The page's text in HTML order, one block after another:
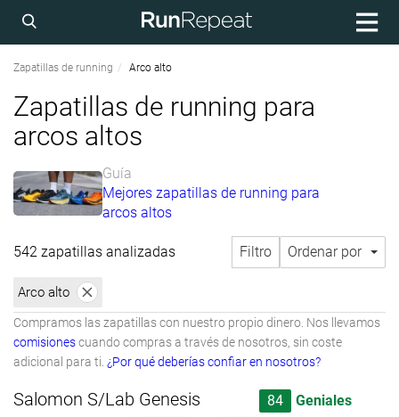
Zapatillas de running Arco alto
Zapatillas de running para
arcos altos
Guía
Mejores zapatillas de running para
arcos altos
542 zapatillas analizadas Filtro Ordenar por
Arco alto
Compramos las zapatillas con nuestro propio dinero. Nos llevamos
comisionescuando compras a través de nosotros, sin coste
adicional para ti. ¿Por qué deberías confiar en nosotros?
Salomon S/Lab Genesis 84 Geniales